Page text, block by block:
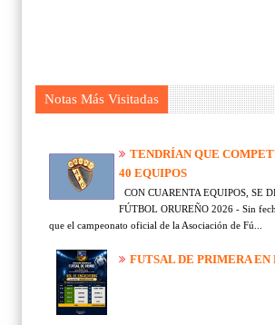
Notas Más Visitadas
TENDRÍAN QUE
40 EQUIPOS
CON CUARENTA EQUIPOS, SE
FÚTBOL ORUREÑO 2026 - Sin
que el campeonato oficial de la Asociación de Fú...
FUTSAL DE PRIMERA EN